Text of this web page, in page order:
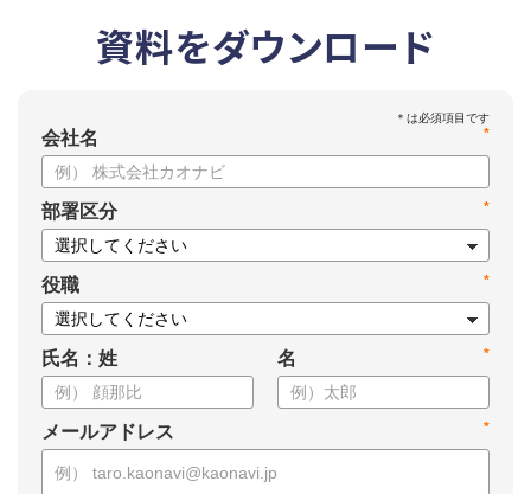
資料をダウンロード
*
会社名
*
部署区分
*
役職
氏名：姓 *
名
*
メールアドレス